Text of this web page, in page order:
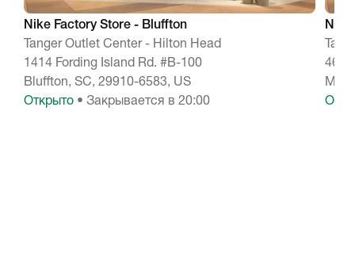
Nike Factory Store - Bluffton
Tanger Outlet Center - Hilton Head
1414 Fording Island Rd. #B-100
Bluffton, SC, 29910-6583, US
Открыто • Закрывается в 20:00
Nike